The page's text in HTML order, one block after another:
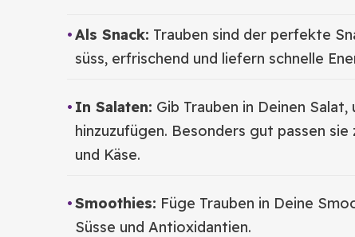
Als Snack: Trauben sind der perfekte
süss, erfrischend und liefern schnelle
In Salaten: Gib Trauben in Deinen
hinzuzufügen. Besonders gut passen
und Käse.
Smoothies: Füge Trauben in Deine
Süsse und Antioxidantien.